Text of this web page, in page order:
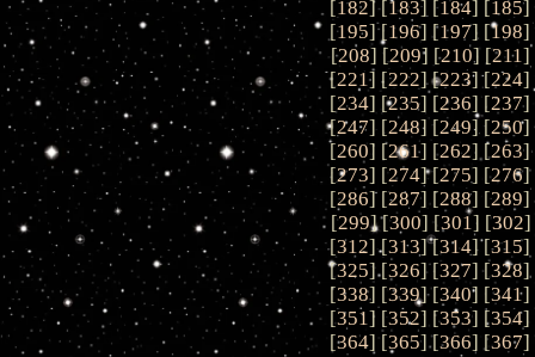
[182] [183] [184] [185]
[195] [196] [197] [198]
[208] [209] [210] [211]
[221] [222] [223] [224]
[234] [235] [236] [237]
[247] [248] [249] [250]
[260] [261] [262] [263]
[273] [274] [275] [276]
[286] [287] [288] [289]
[299] [300] [301] [302]
[312] [313] [314] [315]
[325] [326] [327] [328]
[338] [339] [340] [341]
[351] [352] [353] [354]
[364] [365] [366] [367]